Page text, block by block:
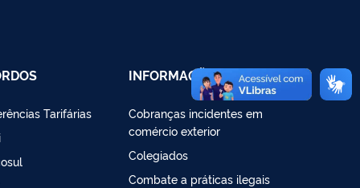
Tarifárias
INFORMAÇÕES
Cobranças incidentes em
comércio exterior
Colegiados
Combate a práticas ilegais